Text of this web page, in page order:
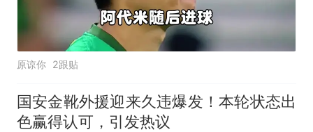
原谅你 2跟贴
国安金靴外援迎来久违爆发！本轮状态出
色赢得认可，引发热议